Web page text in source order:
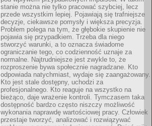
stanie można nie tylko pracować szybciej, lecz
przede wszystkim lepiej. Pojawiają się trafniejsze
decyzje, ciekawsze pomysły i większa precyzja.
Problem polega na tym, że głębokie skupienie nie
pojawia się przypadkiem. Trzeba dla niego
stworzyć warunki, a to oznacza świadome
ograniczanie tego, co codzienność uznaje za
normalne. Najtrudniejsze jest zwykle to, że
rozproszenie bywa społecznie nagradzane. Kto
odpowiada natychmiast, wydaje się zaangażowany.
Kto jest stale dostępny, uchodzi za
profesjonalnego. Kto reaguje na wszystko na
bieżąco, daje wrażenie kontroli. Tymczasem taka
dostępność bardzo często niszczy możliwość
wykonania naprawdę wartościowej pracy. Człowiek
przestaje tworzyć, analizować i rozwiązywać